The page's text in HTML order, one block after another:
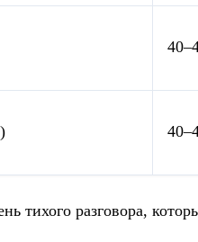
тихого разговора,